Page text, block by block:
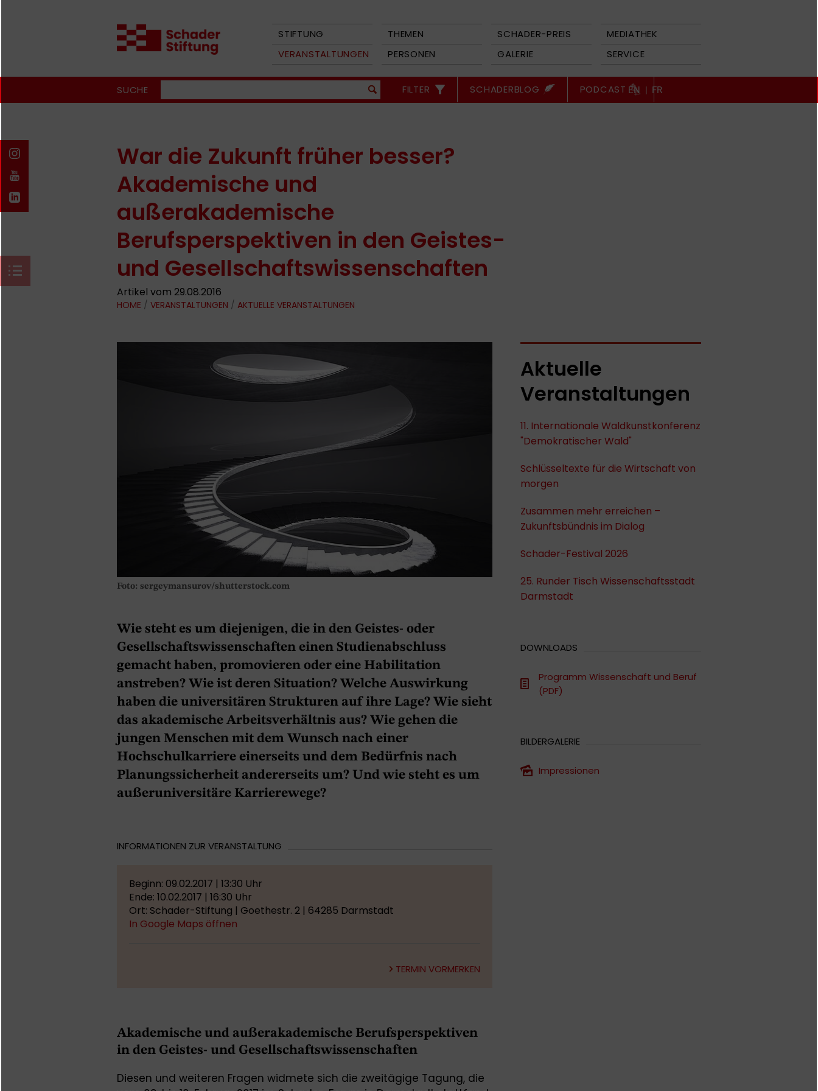
STIFTUNG THEMEN SCHADER-PREIS
MEDIATHEK
VERANSTALTUNGEN
PERSONEN GALERIE SERVICE
SUCHE FILTER SCHADERBLOG PODCAST EN | FR
War die Zukunft früher besser?
Akademische und
außerakademische
Berufsperspektiven in den Geistes-
und Gesellschaftswissenschaften
Artikel vom 29.08.2016
HOME / VERANSTALTUNGEN / AKTUELLE VERANSTALTUNGEN
Foto: sergeymansurov/shutterstock.com
Wie steht es um diejenigen, die in den Geistes- oder
Gesellschaftswissenschaften einen Studienabschluss
gemacht haben, promovieren oder eine Habilitation
anstreben? Wie ist deren Situation? Welche Auswirkung
haben die universitären Strukturen auf ihre Lage? Wie sieht
das akademische Arbeitsverhältnis aus? Wie gehen die
jungen Menschen mit dem Wunsch nach einer
Hochschulkarriere einerseits und dem Bedürfnis nach
Planungssicherheit andererseits um? Und wie steht es um
außeruniversitäre Karrierewege?
INFORMATIONEN ZUR VERANSTALTUNG
Beginn: 09.02.2017 | 13:30 Uhr
Ende: 10.02.2017 | 16:30 Uhr
Ort: Schader-Stiftung | Goethestr. 2 | 64285 Darmstadt
In Google Maps öffnen
TERMIN VORMERKEN
Akademische und außerakademische Berufsperspektiven
in den Geistes- und Gesellschaftswissenschaften
Diesen und weiteren Fragen widmete sich die zweitägige Tagung, die
Aktuelle
Veranstaltungen
11. Internationale Waldkunstkonferenz
"Demokratischer Wald"
Schlüsseltexte für die Wirtschaft von
morgen
Zusammen mehr erreichen –
Zukunftsbündnis im Dialog
Schader-Festival 2026
25. Runder Tisch Wissenschaftsstadt
Darmstadt
DOWNLOADS
Programm Wissenschaft und Beruf
(PDF)
BILDERGALERIE
Impressionen